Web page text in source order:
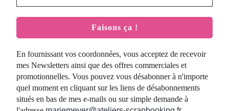
En fournissant vos coordonnées, vous acceptez de recevoir
mes Newsletters ainsi que des offres commerciales et
promotionnelles. Vous pouvez vous désabonner à n'importe
quel moment en cliquant sur les liens de désabonnements
situés en bas de mes e-mails ou sur simple demande à